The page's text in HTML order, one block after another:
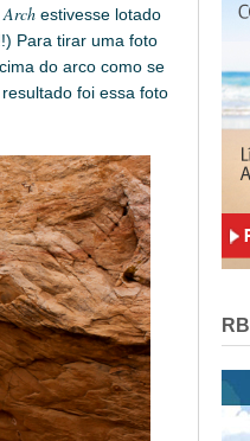
Arch estivesse lotado
Para tirar uma foto
do arco como se
foi essa foto